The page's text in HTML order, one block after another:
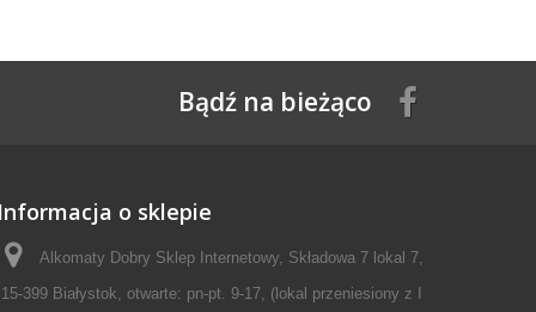
Bądź na bieżąco
o sklepie
Alkomaty Dobry Sklep Internetowy, Składowa 7 lokal 7,
15-399 Białystok, otwarte: pn-pt. 9-17, (lokal przeniesiony z I